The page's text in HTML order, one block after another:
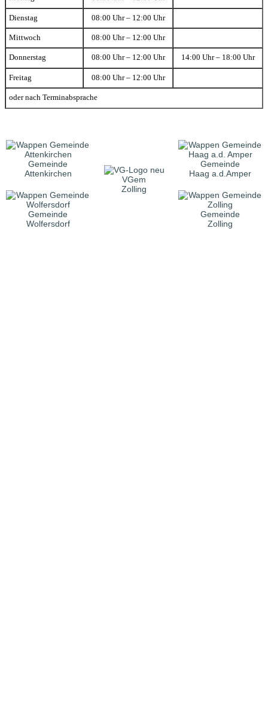
Dienstag 08:00 Uhr – 12:00 Uhr
Mittwoch 08:00 Uhr – 12:00 Uhr
Donnerstag 08:00 Uhr – 12:00 Uhr 14:00 Uhr – 18:00 Uhr
Freitag 08:00 Uhr – 12:00 Uhr
oder nach Terminabsprache
Gemeinde
Attenkirchen
VGem
Zolling
Gemeinde
Haag a.d.Amper
Gemeinde
Wolfersdorf
Gemeinde
Zolling